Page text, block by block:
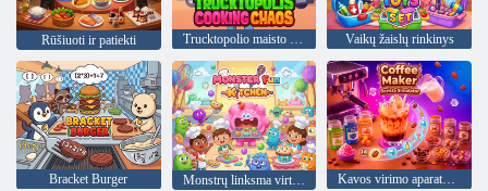
Rūšiuoti ir patiekti Trucktopolio maisto gaminimo chaosas Vaikų žaislų rinkinys
Bracket Burger Monstrų linksma virtuvė Kavos virimo aparatas - Barista simuliatorius